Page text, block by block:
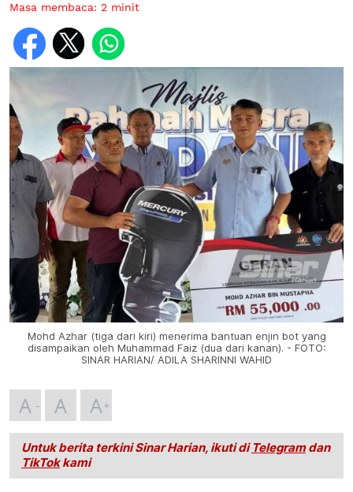
Masa membaca: 2 minit
Mohd Azhar (tiga dari kiri) menerima bantuan enjin bot yang
disampaikan oleh Muhammad Faiz (dua dari kanan). - FOTO:
SINAR HARIAN/ ADILA SHARINNI WAHID
A A A
Untuk berita terkini Sinar Harian, ikuti di Telegramdan
TikTokkami